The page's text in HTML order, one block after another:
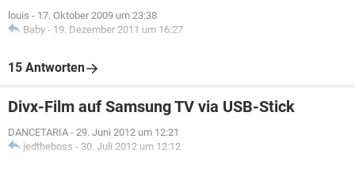
louis - 17. Oktober 2009 um 23:38
Baby - 19. Dezember 2011 um 16:27
15 Antworten
Divx-Film auf Samsung TV via USB-Stick
DANCETARIA - 29. Juni 2012 um 12:21
jedtheboss - 30. Juli 2012 um 12:12